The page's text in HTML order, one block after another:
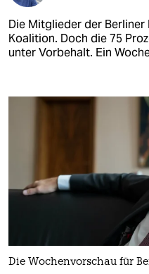
Die Mitglieder der
Koalition. Doch die 75
unter Vorbehalt. Ein
Die Wochenvorschau für